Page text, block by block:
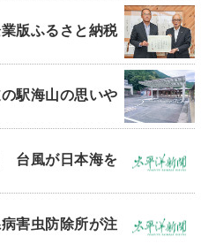
版ふるさと納税
駅海山の思いや
台風が日本海を
害虫防除所が注